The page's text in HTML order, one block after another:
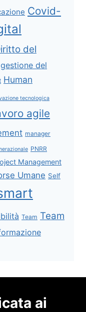
Covid-
del
gestione del
Human
tecnologica
agile
manager
PNRR
Management
Umane Self
Team Team
ai